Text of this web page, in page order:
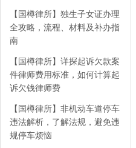
【国樽律所】独生子女证办理
全攻略，流程、材料及补办指
南
【国樽律所】详探起诉欠款案
件律师费用标准，如何计算起
诉欠钱律师费
【国樽律所】非机动车道停车
违法解析，了解法规，避免违
规停车烦恼